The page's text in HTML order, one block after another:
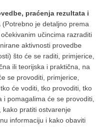
praćenja rezultata i
(Potrebno je detaljno prema
učincima razraditi
aktivnosti provedbe
što će se raditi, primjerice,
ili teorijska i praktična, na
se provoditi, primjerice,
će voditi, tko provoditi, tko
pomagalima će se provoditi,
kako pratiti ostvarenje
informaciju i kako obaviti